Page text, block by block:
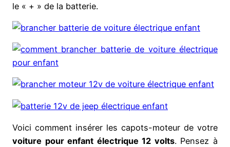
le « + » de la batterie.
Voici comment insérer les capots-moteur de votre
voiture pour enfant électrique 12 volts. Pensez à